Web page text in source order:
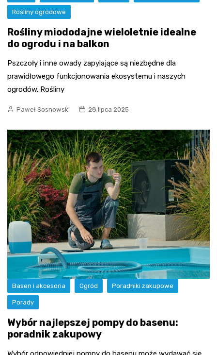
Rośliny ogrodowe
Rośliny miododajne wieloletnie idealne
do ogrodu i na balkon
Pszczoły i inne owady zapylające są niezbędne dla
prawidłowego funkcjonowania ekosystemu i naszych
ogrodów. Rośliny
Paweł Sosnowski 28 lipca 2025
Basen i akcesoria Ogród Poradniki zakupowe
Porady
Wybór najlepszej pompy do basenu:
poradnik zakupowy